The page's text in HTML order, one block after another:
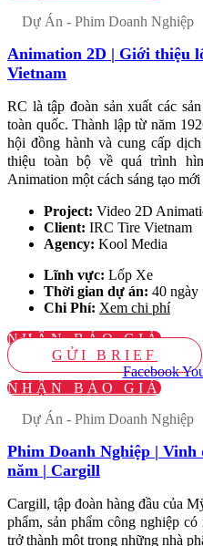
Dự Án - Phim Doanh Nghiệp
Animation 2D | Giới thiệu
Vietnam
RC là tập đoàn sản xuất các
toàn quốc. Thành lập từ năm
hội đồng hành và cung cấp
thiệu toàn bộ về quá trình
Animation một cách sáng tạo mới
Project: Video 2D
Client: IRC Tire Vietnam
Agency: Kool Media
Lĩnh vực: Lốp Xe
Thời gian dự án: 40 ngày
Chi Phí: Xem chi phí
NHẬN BÁO GIÁ
GỬI BRIEF
Facebook
NHẬN BÁO GIÁ
Dự Án - Phim Doanh Nghiệp
Phim Doanh Nghiệp | Vinh
năm | Cargill
Cargill, tập đoàn hàng đầu của
phẩm, sản phẩm công nghiệp
trở thành một trong những nhà